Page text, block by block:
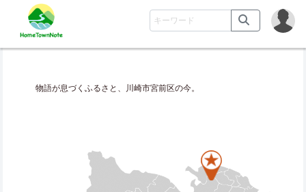
物語が息づくふるさと、川崎市宮前区の今。